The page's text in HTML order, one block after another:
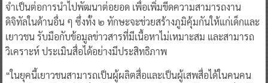
จำเป็นต่อการนำไปพัฒนาต่อยอด เพื่อเพิ่มขีดความสามารถงาน
ดิจิทัลในด้านอื่น ๆ ซึ่งทั้ง ๒ ทักษะจะช่วยสร้างภูมิคุ้มกันให้แก่เด็กและ
เยาวชน รับมือกับข้อมูลข่าวสารที่มีเนื้อหาไม่เหมาะสม และสามารถ
วิเคราะห์ ประเมินสื่อได้อย่างมีประสิทธิภาพ
“ในยุคนี้เยาวชนสามารถเป็นผู้ผลิตสื่อและเป็นผู้เสพสื่อได้ในคนคน